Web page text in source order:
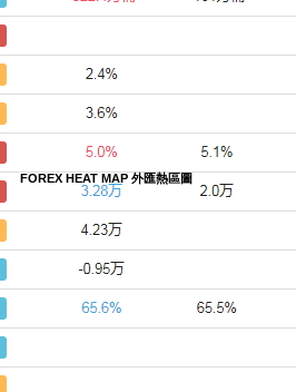
FOREX HEAT MAP 外匯熱區圖